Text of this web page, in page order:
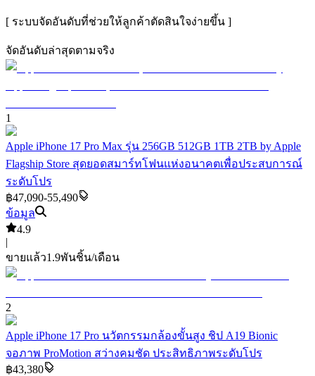
[ ระบบจัดอันดับที่ช่วยให้ลูกค้าตัดสินใจง่ายขึ้น ]
จัดอันดับล่าสุดตามจริง
1
Apple iPhone 17 Pro Max รุ่น 256GB 512GB 1TB 2TB by Apple
Flagship Store สุดยอดสมาร์ทโฟนแห่งอนาคตเพื่อประสบการณ์
ระดับโปร
฿47,090-55,490
ข้อมูล
4.9
|
ขายแล้ว1.9พันชิ้น/เดือน
2
Apple iPhone 17 Pro นวัตกรรมกล้องขั้นสูง ชิป A19 Bionic
จอภาพ ProMotion สว่างคมชัด ประสิทธิภาพระดับโปร
฿43,380